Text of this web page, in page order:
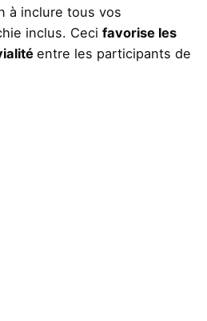
à inclure tous vos
inclus. Ceci favorise les
entre les participants de